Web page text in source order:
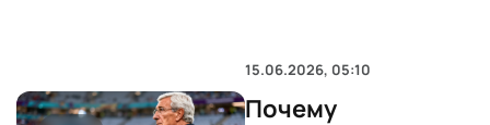
15.06.2026, 05:10
Почему